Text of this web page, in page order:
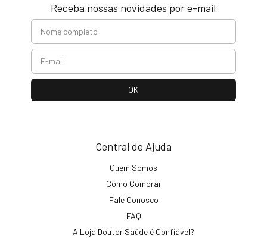
Receba nossas novidades por e-mail
Central de Ajuda
Quem Somos
Como Comprar
Fale Conosco
FAQ
A Loja Doutor Saúde é Confiável?